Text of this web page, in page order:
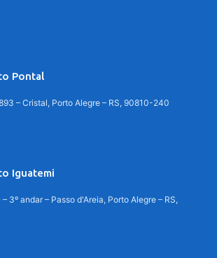
Pontal
– Cristal, Porto Alegre – RS, 90810-240
Iguatemi
3º andar – Passo d'Areia, Porto Alegre – RS,